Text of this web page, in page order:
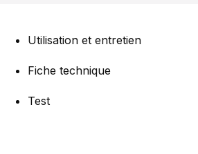
Utilisation et entretien
Fiche technique
Test